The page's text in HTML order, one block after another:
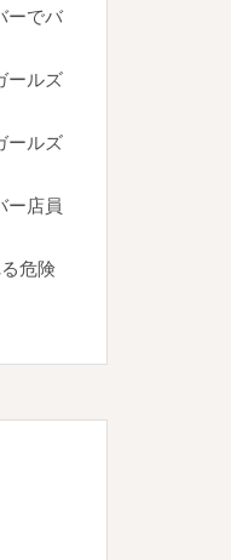
ーでバ
ールズ
ールズ
ー店員
危険